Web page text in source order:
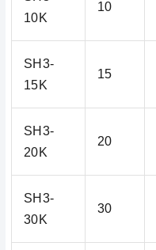
10K
10
SH3-
15K
15
SH3-
20K
20
SH3-
30K
30